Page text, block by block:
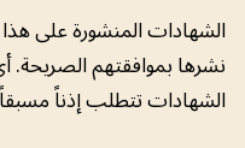
الشهادات المنشورة على
نشرها بموافقتهم الصريحة.
الشهادات تتطلب إذناً